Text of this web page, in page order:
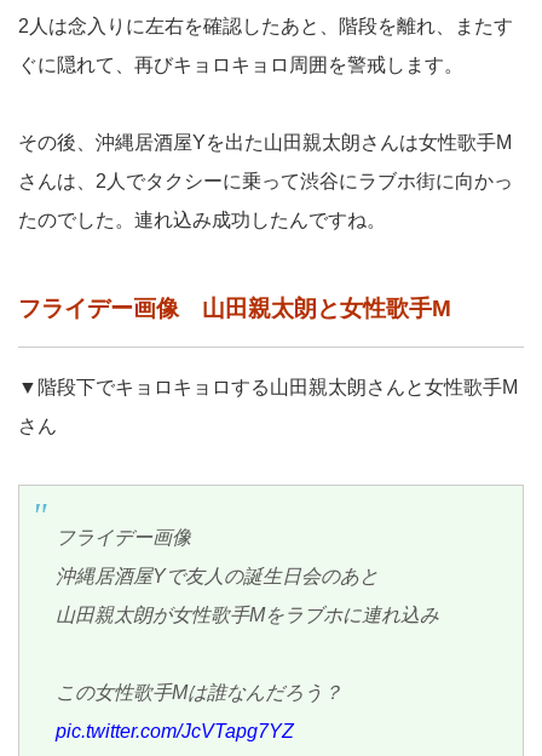
2人は念入りに左右を確認したあと、階段を離れ、またす
ぐに隠れて、再びキョロキョロ周囲を警戒します。
その後、沖縄居酒屋Yを出た山田親太朗さんは女性歌手M
さんは、2人でタクシーに乗って渋谷にラブホ街に向かっ
たのでした。連れ込み成功したんですね。
フライデー画像 山田親太朗と女性歌手M
▼階段下でキョロキョロする山田親太朗さんと女性歌手M
さん
フライデー画像
沖縄居酒屋Yで友人の誕生日会のあと
山田親太朗が女性歌手Mをラブホに連れ込み
この女性歌手Mは誰なんだろう？
pic.twitter.com/JcVTapg7YZ